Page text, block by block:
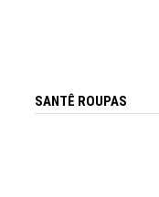
SANTÊ ROUPAS